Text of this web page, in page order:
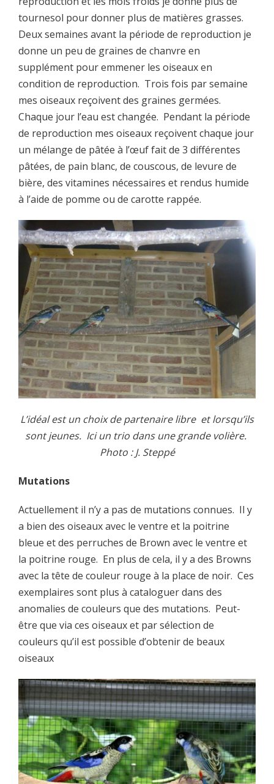
tournesol pour donner plus de matières grasses.
Deux semaines avant la période de reproduction je
donne un peu de graines de chanvre en
supplément pour emmener les oiseaux en
condition de reproduction. Trois fois par semaine
mes oiseaux reçoivent des graines germées.
Chaque jour l’eau est changée. Pendant la période
de reproduction mes oiseaux reçoivent chaque jour
un mélange de pâtée à l’œuf fait de 3 différentes
pâtées, de pain blanc, de couscous, de levure de
bière, des vitamines nécessaires et rendus humide
à l’aide de pomme ou de carotte rappée.
L’idéal est un choix de partenaire libre et lorsqu’ils
sont jeunes. Ici un trio dans une grande volière.
Photo : J. Steppé
Mutations
Actuellement il n’y a pas de mutations connues. Il y
a bien des oiseaux avec le ventre et la poitrine
bleue et des perruches de Brown avec le ventre et
la poitrine rouge. En plus de cela, il y a des Browns
avec la tête de couleur rouge à la place de noir. Ces
exemplaires sont plus à cataloguer dans des
anomalies de couleurs que des mutations. Peut-
être que via ces oiseaux et par sélection de
couleurs qu’il est possible d’obtenir de beaux
oiseaux